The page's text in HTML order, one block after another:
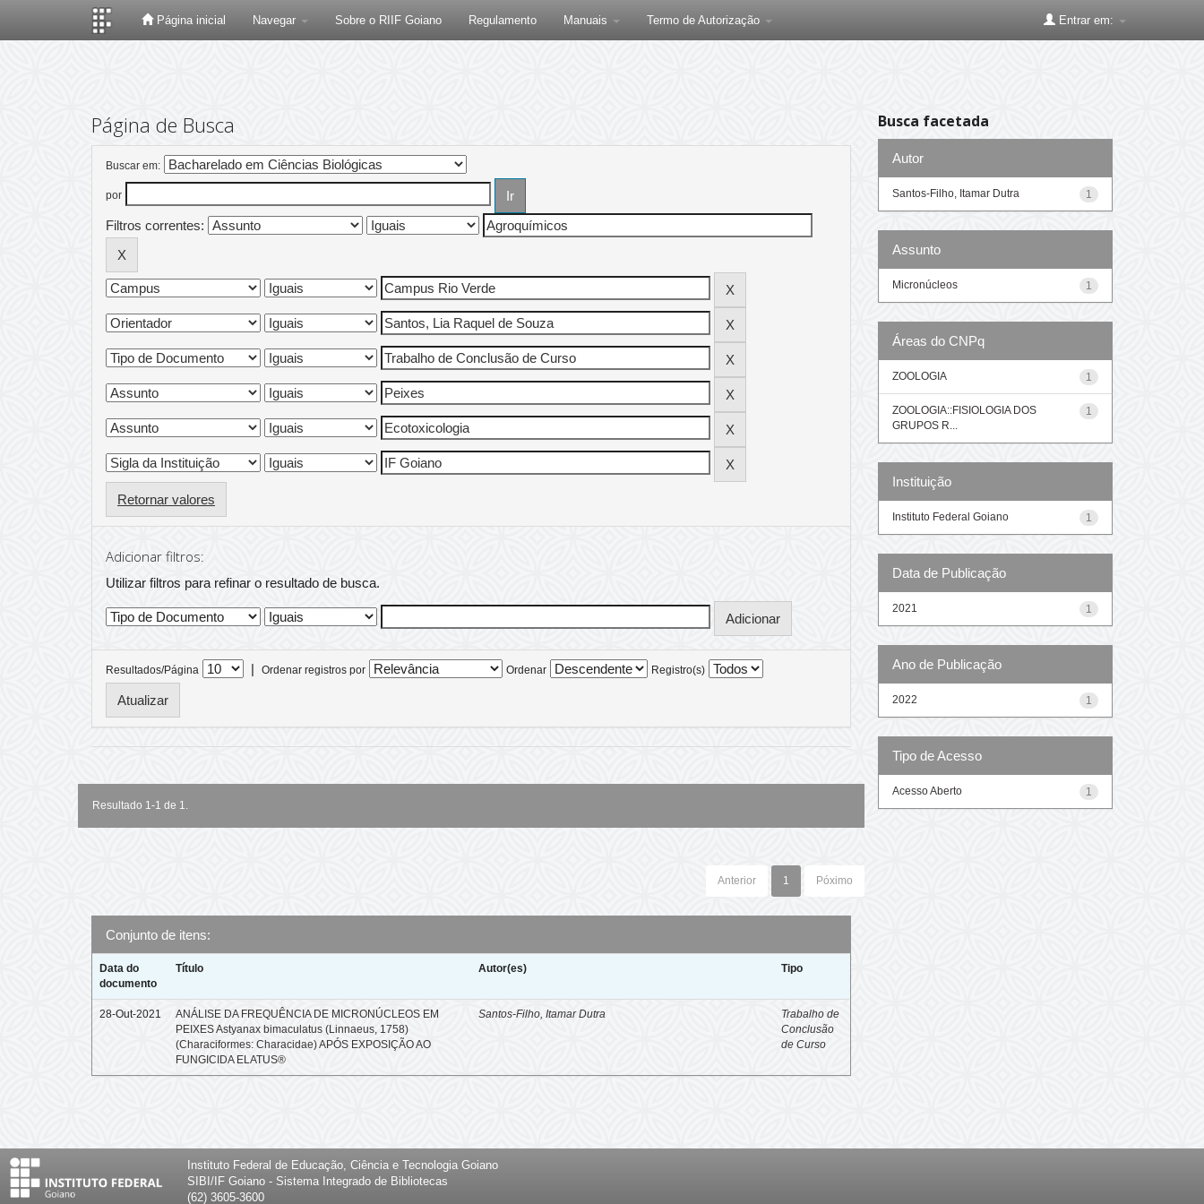
Página inicial Navegar Sobre o RIIF Goiano Regulamento Manuais Termo de Autorização Entrar em:
Página de Busca
Buscar em:
por
Filtros correntes:
Retornar valores
Adicionar filtros:
Utilizar filtros para refinar o resultado de busca.
Resultados/Página | Ordenar registros por Ordenar Registro(s)
Resultado 1-1 de 1.
Anterior 1 Póximo
Conjunto de itens:
Data do
documento
Título Autor(es) Tipo
28-Out-2021
ANÁLISE DA FREQUÊNCIA DE MICRONÚCLEOS EM
PEIXES Astyanax bimaculatus (Linnaeus, 1758)
(Characiformes: Characidae) APÓS EXPOSIÇÃO AO
FUNGICIDA ELATUS®
Santos-Filho, Itamar Dutra
Trabalho de
Conclusão
de Curso
Busca facetada
Autor
1
Santos-Filho, Itamar Dutra
Assunto
1
Micronúcleos
Áreas do CNPq
1
ZOOLOGIA
1
ZOOLOGIA::FISIOLOGIA DOS
GRUPOS R...
Instituição
1
Instituto Federal Goiano
Data de Publicação
1
2021
Ano de Publicação
1
2022
Tipo de Acesso
1
Acesso Aberto
Instituto Federal de Educação, Ciência e Tecnologia Goiano
SIBI/IF Goiano - Sistema Integrado de Bibliotecas
(62) 3605-3600